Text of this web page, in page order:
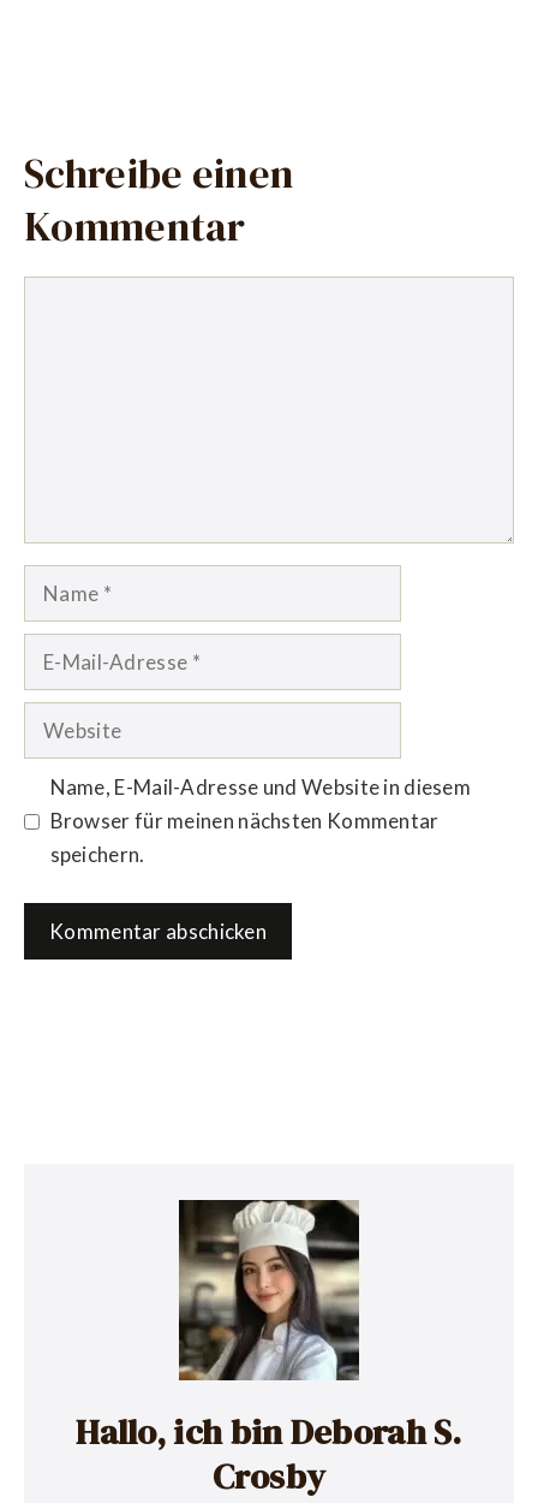
Schreibe einen
Kommentar
Name
Website
Name, E-Mail-Adresse und Website in diesem
Browser für meinen nächsten Kommentar
speichern.
Hallo, ich bin Deborah S.
Crosby